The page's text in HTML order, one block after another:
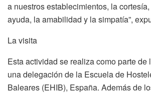
a nuestros establecimientos, la
ayuda, la amabilidad y la simpatía”,
La visita
Esta actividad se realiza como parte de
una delegación de la Escuela de
Baleares (EHIB), España. Además de